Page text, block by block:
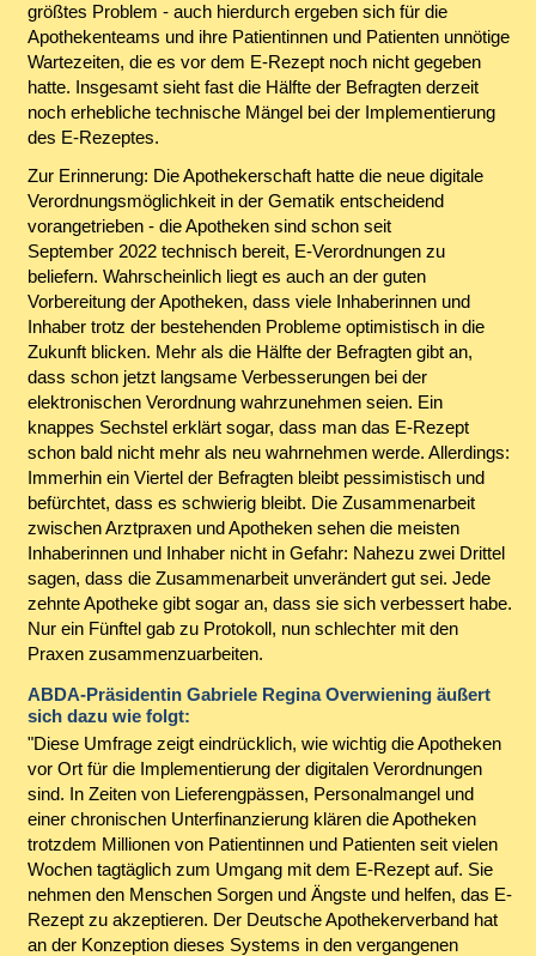
größtes Problem - auch hierdurch ergeben sich für die
Apothekenteams und ihre Patientinnen und Patienten unnötige
Wartezeiten, die es vor dem E-Rezept noch nicht gegeben
hatte. Insgesamt sieht fast die Hälfte der Befragten derzeit
noch erhebliche technische Mängel bei der Implementierung
des E-Rezeptes.
Zur Erinnerung: Die Apothekerschaft hatte die neue digitale
Verordnungsmöglichkeit in der Gematik entscheidend
vorangetrieben - die Apotheken sind schon seit
September 2022 technisch bereit, E-Verordnungen zu
beliefern. Wahrscheinlich liegt es auch an der guten
Vorbereitung der Apotheken, dass viele Inhaberinnen und
Inhaber trotz der bestehenden Probleme optimistisch in die
Zukunft blicken. Mehr als die Hälfte der Befragten gibt an,
dass schon jetzt langsame Verbesserungen bei der
elektronischen Verordnung wahrzunehmen seien. Ein
knappes Sechstel erklärt sogar, dass man das E-Rezept
schon bald nicht mehr als neu wahrnehmen werde. Allerdings:
Immerhin ein Viertel der Befragten bleibt pessimistisch und
befürchtet, dass es schwierig bleibt. Die Zusammenarbeit
zwischen Arztpraxen und Apotheken sehen die meisten
Inhaberinnen und Inhaber nicht in Gefahr: Nahezu zwei Drittel
sagen, dass die Zusammenarbeit unverändert gut sei. Jede
zehnte Apotheke gibt sogar an, dass sie sich verbessert habe.
Nur ein Fünftel gab zu Protokoll, nun schlechter mit den
Praxen zusammenzuarbeiten.
ABDA-Präsidentin Gabriele Regina Overwiening äußert
sich dazu wie folgt:
"Diese Umfrage zeigt eindrücklich, wie wichtig die Apotheken
vor Ort für die Implementierung der digitalen Verordnungen
sind. In Zeiten von Lieferengpässen, Personalmangel und
einer chronischen Unterfinanzierung klären die Apotheken
trotzdem Millionen von Patientinnen und Patienten seit vielen
Wochen tagtäglich zum Umgang mit dem E-Rezept auf. Sie
nehmen den Menschen Sorgen und Ängste und helfen, das E-
Rezept zu akzeptieren. Der Deutsche Apothekerverband hat
an der Konzeption dieses Systems in den vergangenen